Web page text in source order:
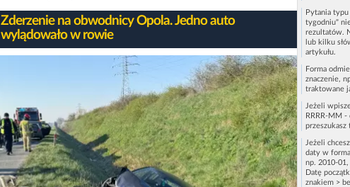
Zderzenie na obwodnicy Opola. Jedno auto
wylądowało w rowie
Pytania
tygodniu"
rezultatów.
lub kilku
artykułu.
Forma
znaczenie,
traktowane
Jeżeli
RRRR-MM
przeszukasz
Jeżeli
daty w
np. 2010-
Datę
znakiem >